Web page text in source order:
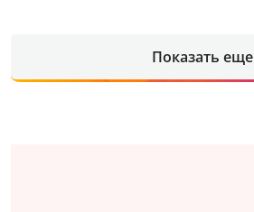
Показать еще